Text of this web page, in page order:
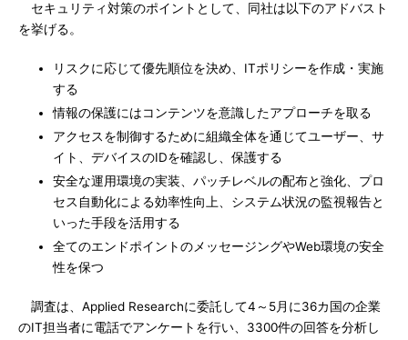
セキュリティ対策のポイントとして、同社は以下のアドバスト
を挙げる。
リスクに応じて優先順位を決め、ITポリシーを作成・実施
する
情報の保護にはコンテンツを意識したアプローチを取る
アクセスを制御するために組織全体を通じてユーザー、サ
イト、デバイスのIDを確認し、保護する
安全な運用環境の実装、パッチレベルの配布と強化、プロ
セス自動化による効率性向上、システム状況の監視報告と
いった手段を活用する
全てのエンドポイントのメッセージングやWeb環境の安全
性を保つ
調査は、Applied Researchに委託して4～5月に36カ国の企業
のIT担当者に電話でアンケートを行い、3300件の回答を分析し